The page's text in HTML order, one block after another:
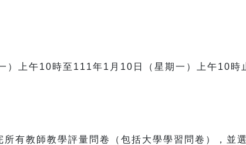
）上午10時至111年1月10日（星期一）上午10時
有教師教學評量問卷（包括大學學習問卷），並